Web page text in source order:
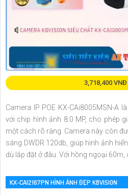
3,718,400 VNĐ
Camera IP POE KX-CAi8005MSN-A
với chip hình ảnh 8.0 MP, cho phép
một cách rõ ràng. Camera này còn
sáng DWDR 120db, giúp hình ảnh
dù lắp đặt ở đâu. Với hồng ngoại
KX-CAI2167PN HÌNH ẢNH ĐẸP KBVISION